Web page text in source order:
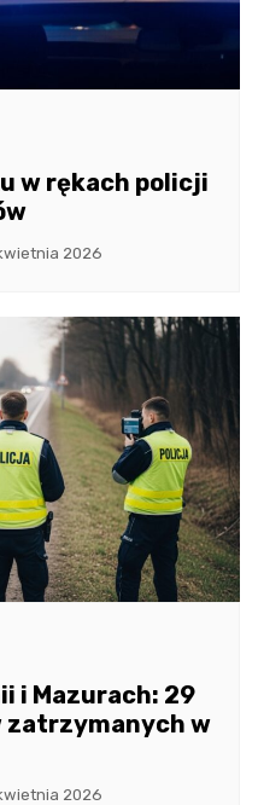
w rękach policji
2026
i Mazurach: 29
zatrzymanych w
2026